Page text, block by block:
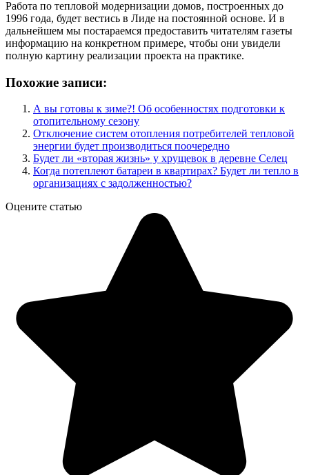
Работа по тепловой модернизации домов, построенных до
1996 года, будет вестись в Лиде на постоянной основе. И в
дальнейшем мы постараемся предоставить читателям газеты
информацию на конкретном примере, чтобы они увидели
полную картину реализации проекта на практике.
Похожие записи:
А вы готовы к зиме?! Об особенностях подготовки к
отопительному сезону
Отключение систем отопления потребителей тепловой
энергии будет производиться поочередно
Будет ли «вторая жизнь» у хрущевок в деревне Селец
Когда потеплеют батареи в квартирах? Будет ли тепло в
организациях с задолженностью?
Оцените статью